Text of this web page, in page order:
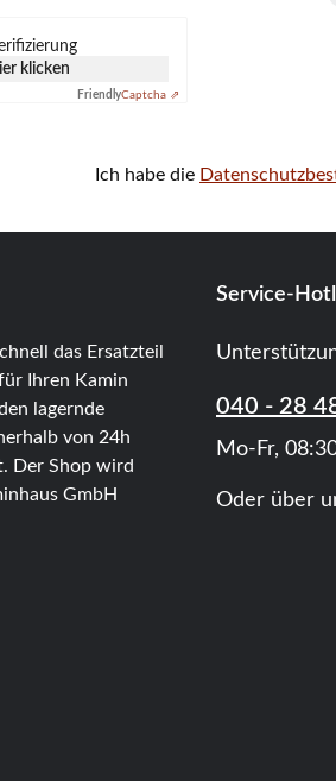
klicken
FriendlyCaptcha ⇗
Ich habe die
das Ersatzteil
Ihren Kamin
lagernde
von 24h
Der Shop wird
GmbH
Service-
040 - 28
Mo-Fr,
Oder über